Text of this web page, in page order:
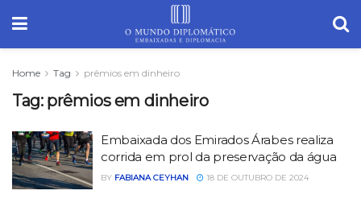
Home Tag prêmios em dinheiro
Tag: prêmios em dinheiro
Embaixada dos Emirados Árabes realiza
corrida em prol da preservação da água
BY FABIANA CEYHAN 18 DE OUTUBRO DE 2024